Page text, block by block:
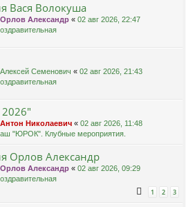
Вася Волокуша
Орлов Александр « 02 авг 2026, 22:47
Алексей Семенович « 02 авг 2026, 21:43
Антон Николаевич « 02 авг 2026, 11:48
"ЮРОК". Клубные мероприятия.
Орлов Александр
Орлов Александр « 02 авг 2026, 09:29
1 2 3